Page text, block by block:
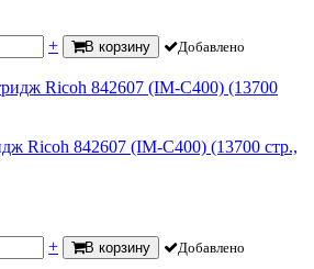
+ В корзину Добавлено
Ricoh 842607 (IM-C400) (13700 стр.,
+ В корзину Добавлено